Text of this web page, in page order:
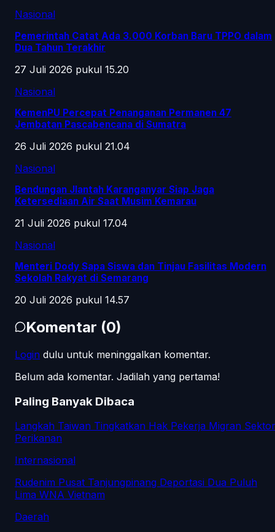
Nasional
Pemerintah Catat Ada 3.000 Korban Baru TPPO dalam
Dua Tahun Terakhir
27 Juli 2026 pukul 15.20
Nasional
KemenPU Percepat Penanganan Permanen 47
Jembatan Pascabencana di Sumatra
26 Juli 2026 pukul 21.04
Nasional
Bendungan Jlantah Karanganyar Siap Jaga
Ketersediaan Air Saat Musim Kemarau
21 Juli 2026 pukul 17.04
Nasional
Menteri Dody Sapa Siswa dan Tinjau Fasilitas Modern
Sekolah Rakyat di Semarang
20 Juli 2026 pukul 14.57
Komentar (0)
Login dulu untuk meninggalkan komentar.
Belum ada komentar. Jadilah yang pertama!
Paling Banyak Dibaca
Langkah Taiwan Tingkatkan Hak Pekerja Migran Sektor
Perikanan
Internasional
Rudenim Pusat Tanjungpinang Deportasi Dua Puluh
Lima WNA Vietnam
Daerah